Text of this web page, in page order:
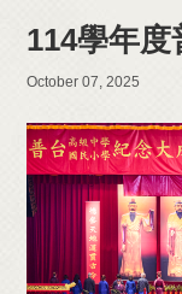
114學年
October 07, 2025